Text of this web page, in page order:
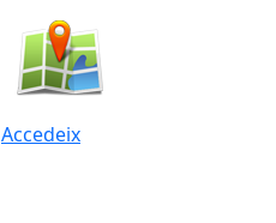
Accedeix